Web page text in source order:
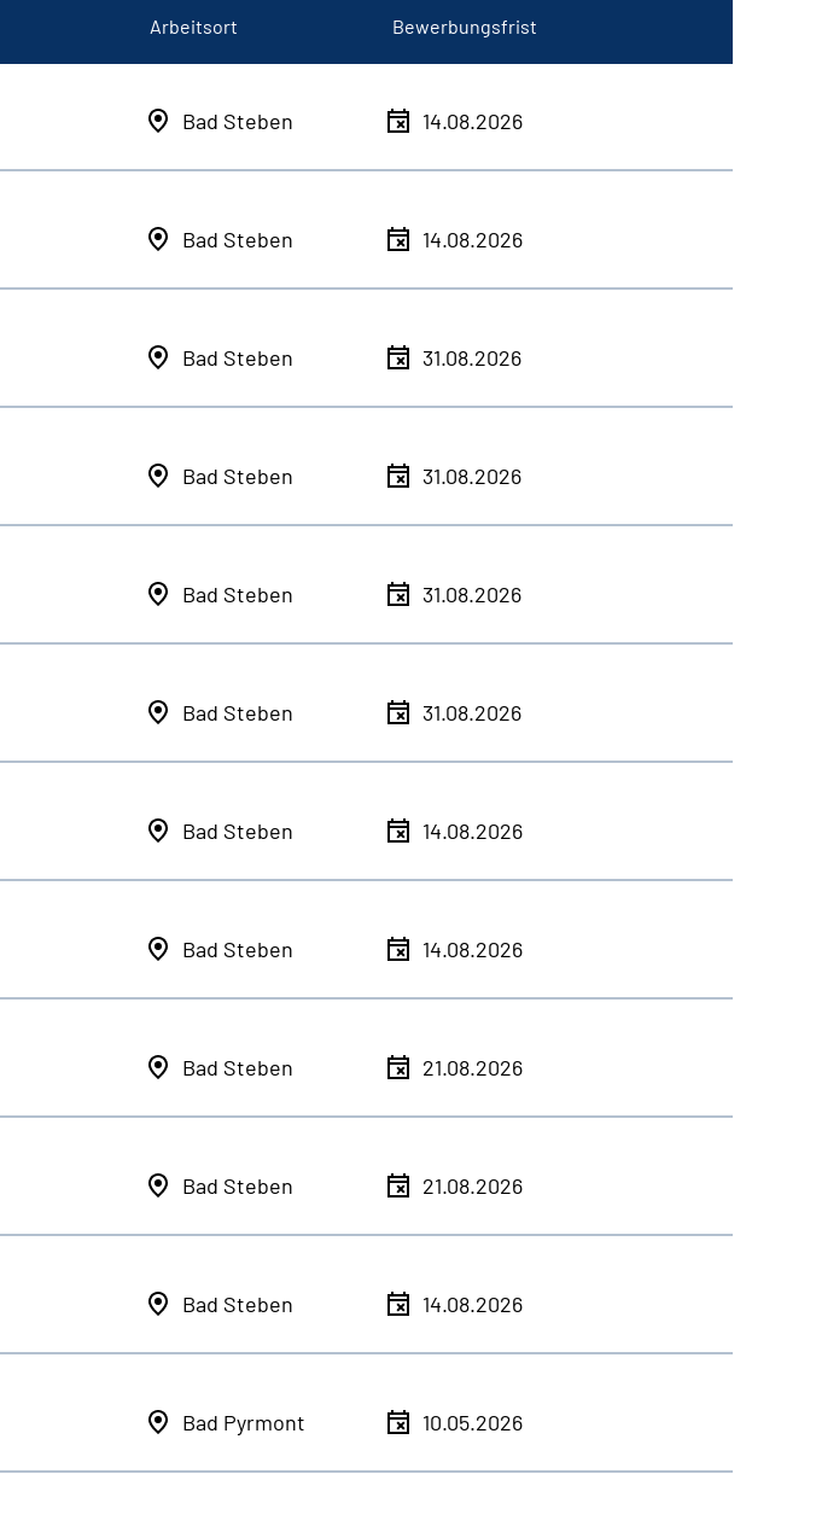
Arbeitsort Bewerbungsfrist
Bad Steben 14.08.2026
Bad Steben 14.08.2026
Bad Steben 31.08.2026
Bad Steben 31.08.2026
Bad Steben 31.08.2026
Bad Steben 31.08.2026
Bad Steben 14.08.2026
Bad Steben 14.08.2026
Bad Steben 21.08.2026
Bad Steben 21.08.2026
Bad Steben 14.08.2026
Bad Pyrmont 10.05.2026